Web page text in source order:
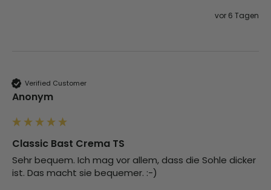
vor 6 Tagen
Verified Customer
Anonym
Classic Bast Crema TS
Sehr bequem. Ich mag vor allem, dass die Sohle dicker
ist. Das macht sie bequemer. :-)